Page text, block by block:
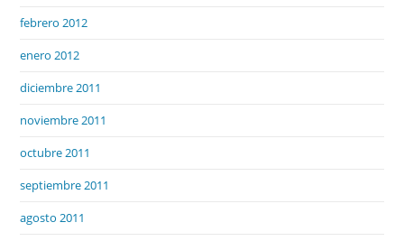
febrero 2012
enero 2012
diciembre 2011
noviembre 2011
octubre 2011
septiembre 2011
agosto 2011